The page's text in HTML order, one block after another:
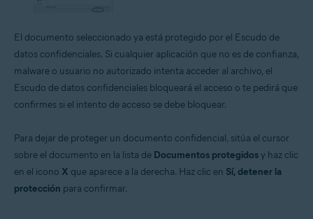
El documento seleccionado ya está protegido por el Escudo de
datos confidenciales. Si cualquier aplicación que no es de confianza,
malware o usuario no autorizado intenta acceder al archivo, el
Escudo de datos confidenciales bloqueará el acceso o te pedirá que
confirmes si el intento de acceso se debe bloquear.
Para dejar de proteger un documento confidencial, sitúa el cursor
sobre el documento en la lista de Documentos protegidosy haz clic
en el icono X que aparece a la derecha. Haz clic en Sí, detener la
protección para confirmar.